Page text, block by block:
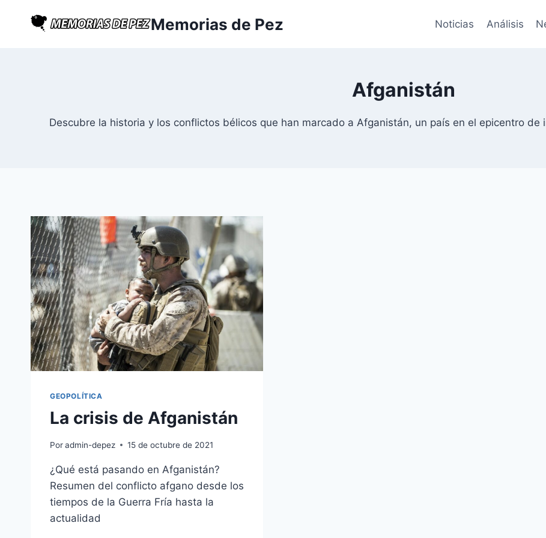
Memorias de Pez Noticias Análisis
Afganistán
Descubre la historia y los conflictos bélicos que han marcado a Afganistán, un país en el epicentro
GEOPOLÍTICA
La crisis de Afganistán
Poradmin-depez 15 de octubre de 2021
¿Qué está pasando en Afganistán?
Resumen del conflicto afgano desde los
tiempos de la Guerra Fría hasta la
actualidad